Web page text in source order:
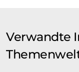
Verwandte